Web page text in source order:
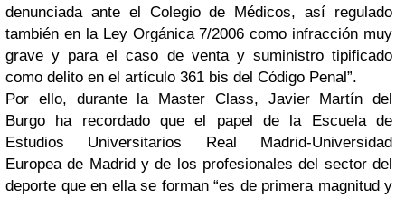
denunciada ante el Colegio de Médicos, así regulado
también en la Ley Orgánica 7/2006 como infracción muy
grave y para el caso de venta y suministro tipificado
como delito en el artículo 361 bis del Código Penal”.
Por ello, durante la Master Class, Javier Martín del
Burgo ha recordado que el papel de la Escuela de
Estudios Universitarios Real Madrid-Universidad
Europea de Madrid y de los profesionales del sector del
deporte que en ella se forman “es de primera magnitud y